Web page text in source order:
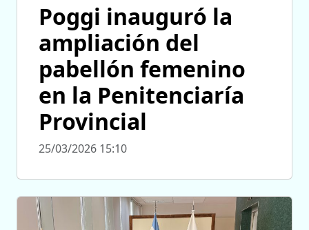
Poggi inauguró la
ampliación del
pabellón femenino
en la Penitenciaría
Provincial
25/03/2026 15:10